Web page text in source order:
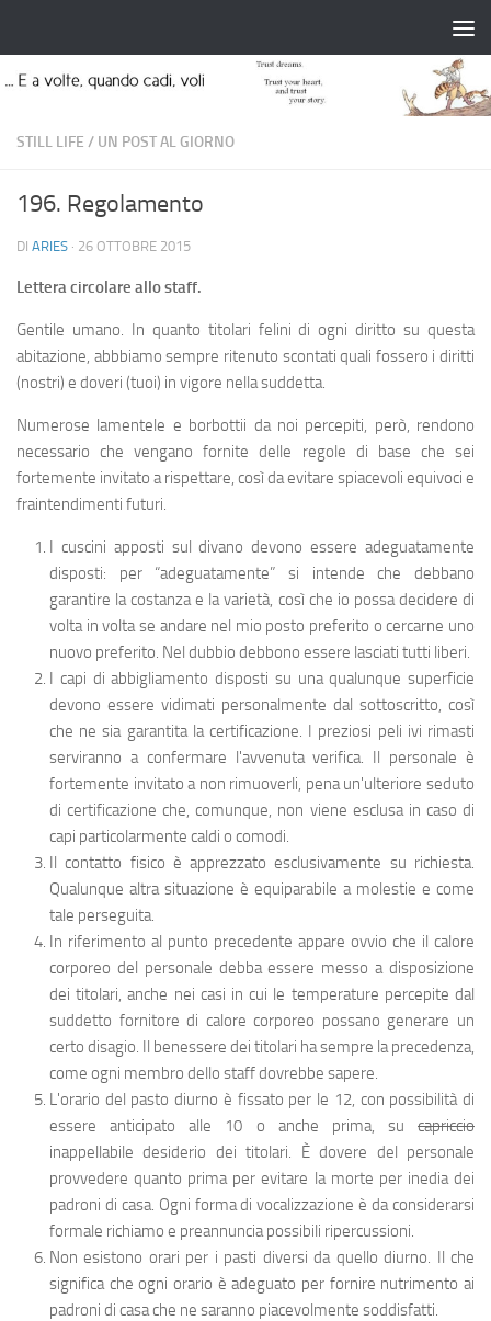
STILL LIFE / UN POST AL GIORNO
196. Regolamento
DI ARIES · 26 OTTOBRE 2015
Lettera circolare allo staff.
Gentile umano. In quanto titolari felini di ogni diritto su questa
abitazione, abbbiamo sempre ritenuto scontati quali fossero i diritti
(nostri) e doveri (tuoi) in vigore nella suddetta.
Numerose lamentele e borbottii da noi percepiti, però, rendono
necessario che vengano fornite delle regole di base che sei
fortemente invitato a rispettare, così da evitare spiacevoli equivoci e
fraintendimenti futuri.
I cuscini apposti sul divano devono essere adeguatamente
disposti: per “adeguatamente” si intende che debbano
garantire la costanza e la varietà, così che io possa decidere di
volta in volta se andare nel mio posto preferito o cercarne uno
nuovo preferito. Nel dubbio debbono essere lasciati tutti liberi.
I capi di abbigliamento disposti su una qualunque superficie
devono essere vidimati personalmente dal sottoscritto, così
che ne sia garantita la certificazione. I preziosi peli ivi rimasti
serviranno a confermare l'avvenuta verifica. Il personale è
fortemente invitato a non rimuoverli, pena un'ulteriore seduto
di certificazione che, comunque, non viene esclusa in caso di
capi particolarmente caldi o comodi.
Il contatto fisico è apprezzato esclusivamente su richiesta.
Qualunque altra situazione è equiparabile a molestie e come
tale perseguita.
In riferimento al punto precedente appare ovvio che il calore
corporeo del personale debba essere messo a disposizione
dei titolari, anche nei casi in cui le temperature percepite dal
suddetto fornitore di calore corporeo possano generare un
certo disagio. Il benessere dei titolari ha sempre la precedenza,
come ogni membro dello staff dovrebbe sapere.
L'orario del pasto diurno è fissato per le 12, con possibilità di
essere anticipato alle 10 o anche prima, su capriccio
inappellabile desiderio dei titolari. È dovere del personale
provvedere quanto prima per evitare la morte per inedia dei
padroni di casa. Ogni forma di vocalizzazione è da considerarsi
formale richiamo e preannuncia possibili ripercussioni.
Non esistono orari per i pasti diversi da quello diurno. Il che
significa che ogni orario è adeguato per fornire nutrimento ai
padroni di casa che ne saranno piacevolmente soddisfatti.